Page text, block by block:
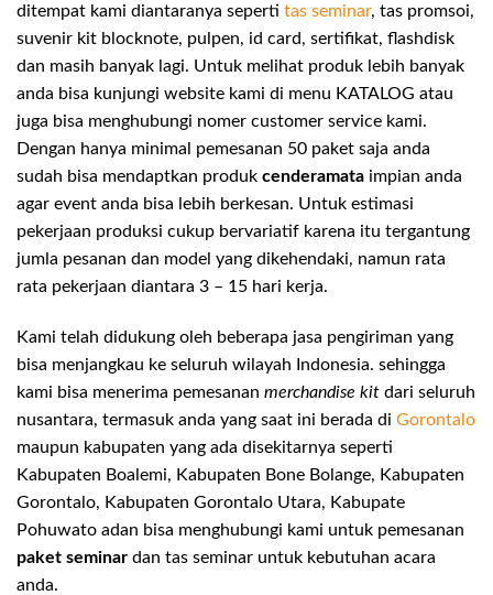
ditempat kami diantaranya seperti tas seminar, tas promsoi,
suvenir kit blocknote, pulpen, id card, sertifikat, flashdisk
dan masih banyak lagi. Untuk melihat produk lebih banyak
anda bisa kunjungi website kami di menu KATALOG atau
juga bisa menghubungi nomer customer service kami.
Dengan hanya minimal pemesanan 50 paket saja anda
sudah bisa mendaptkan produk cenderamata impian anda
agar event anda bisa lebih berkesan. Untuk estimasi
pekerjaan produksi cukup bervariatif karena itu tergantung
jumla pesanan dan model yang dikehendaki, namun rata
rata pekerjaan diantara 3 – 15 hari kerja.
Kami telah didukung oleh beberapa jasa pengiriman yang
bisa menjangkau ke seluruh wilayah Indonesia. sehingga
kami bisa menerima pemesanan merchandise kit dari seluruh
nusantara, termasuk anda yang saat ini berada di Gorontalo
maupun kabupaten yang ada disekitarnya seperti
Kabupaten Boalemi, Kabupaten Bone Bolange, Kabupaten
Gorontalo, Kabupaten Gorontalo Utara, Kabupate
Pohuwato adan bisa menghubungi kami untuk pemesanan
paket seminar dan tas seminar untuk kebutuhan acara
anda.